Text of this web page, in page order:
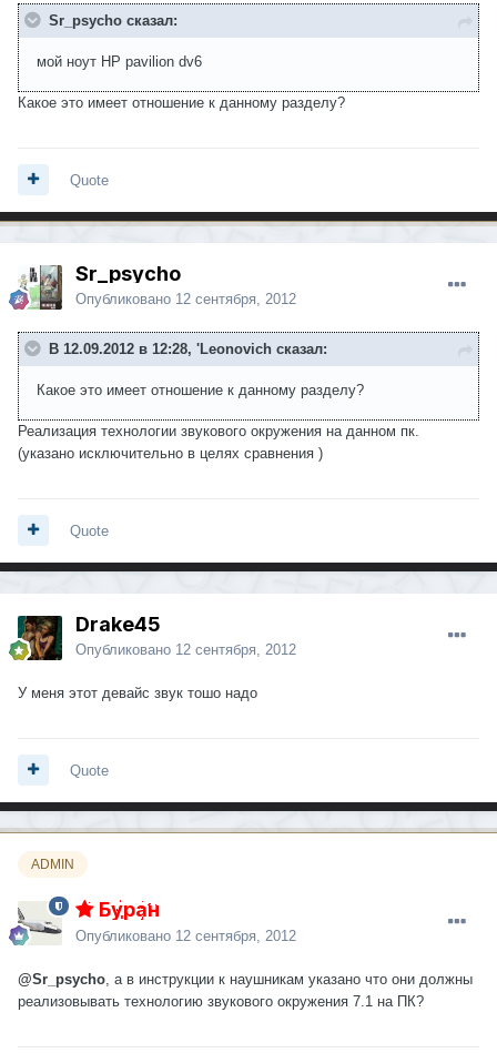
Sr_psycho сказал:
мой ноут HP pavilion dv6
Какое это имеет отношение к данному разделу?
Quote
Sr_psycho
Опубликовано 12 сентября, 2012
В 12.09.2012 в 12:28, 'Leonovich сказал:
Какое это имеет отношение к данному разделу?
Реализация технологии звукового окружения на данном пк.
(указано исключительно в целях сравнения )
Quote
Drake45
Опубликовано 12 сентября, 2012
У меня этот девайс звук тошо надо
Quote
ADMIN
Буран
Опубликовано 12 сентября, 2012
@Sr_psycho , а в инструкции к наушникам указано что они должны
реализовывать технологию звукового окружения 7.1 на ПК?